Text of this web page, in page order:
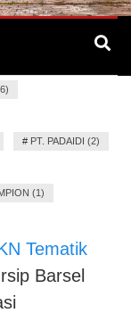
# PT. PADAIDI (2)
(1)
Tematik
Barsel